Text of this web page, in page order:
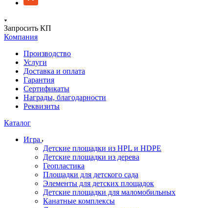
Запросить КП
Компания
Производство
Услуги
Доставка и оплата
Гарантия
Сертификаты
Награды, благодарности
Реквизиты
Каталог
Игра
Детские площадки из HPL и HDPE
Детские площадки из дерева
Геопластика
Площадки для детского сада
Элементы для детских площадок
Детские площадки для маломобильных
Канатные комплексы